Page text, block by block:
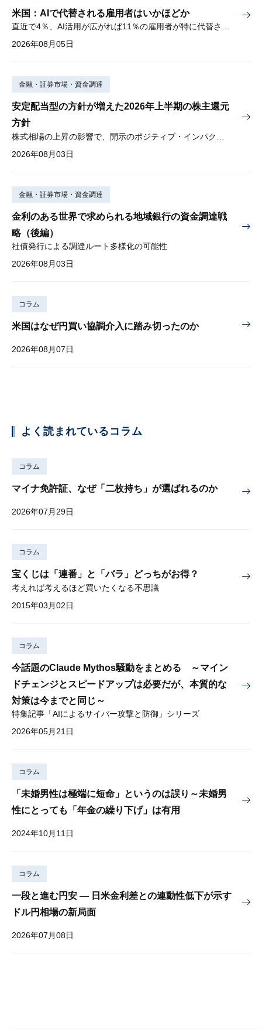
米国：AIで代替される雇用者はいかほどか
直近で4％、AI活用が広がれば11％の雇用者が特に代替されやすい
2026年08月05日
金融・証券市場・資金調達
安定配当型の方針が増えた2026年上半期の株主還元
方針
2026年08月03日
金融・証券市場・資金調達
金利のある世界で求められる地域銀行の資金調達戦
略（後編）
社債発行による調達ルート多様化の可能性
2026年08月03日
コラム
米国はなぜ円買い協調介入に踏み切ったのか
2026年08月07日
よく読まれているコラム
コラム
マイナ免許証、なぜ「二枚持ち」が選ばれるのか
2026年07月29日
コラム
宝くじは「連番」と「バラ」どっちがお得？
考えれば考えるほど買いたくなる不思議
2015年03月02日
コラム
今話題のClaude Mythos騒動をまとめる ～マイン
ドチェンジとスピードアップは必要だが、本質的な
対策は今までと同じ～
特集記事「AIによるサイバー攻撃と防御」シリーズ
2026年05月21日
コラム
「未婚男性は極端に短命」というのは誤り～未婚男
性にとっても「年金の繰り下げ」は有用
2024年10月11日
コラム
一段と進む円安 — 日米金利差との連動性低下が示す
ドル円相場の新局面
2026年07月08日